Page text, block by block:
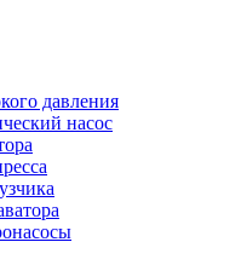
давления
насос